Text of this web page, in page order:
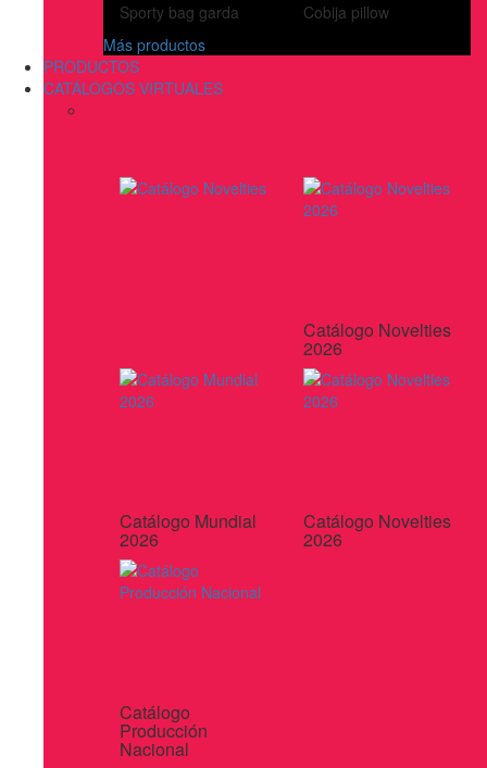
Sporty bag garda
Cobija pillow
Más productos
PRODUCTOS
CATÁLOGOS VIRTUALES
Catálogo Novelties
2026
Catálogo Mundial
2026
Catálogo Novelties
2026
Catálogo
Producción
Nacional